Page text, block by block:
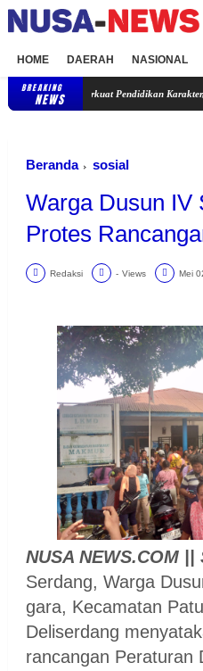
HOME DAERAH NASIONAL
BREAKING
NEWS
Pendidikan Karakter, SD Negeri Wojo
Beranda sosial
Warga Dusun IV
Protes
Redaksi - Views Mei
NUSA NEWS.COM ||
Serdang, Warga
gara, Kecamatan
Deliserdang
rancangan Peraturan